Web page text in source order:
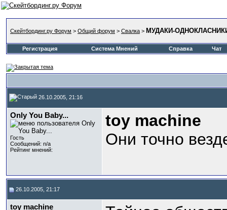
Скейтбординг.ру Форум > Общий форум > Свалка > МУДАКИ-
Регистрация Система Мнений Справка Чат
26.10.2005, 21:16
Only You Baby...
Гость
Сообщений: n/a
Рейтинг мнений:
toy machine
Они точно
26.10.2005, 21:17
toy machine